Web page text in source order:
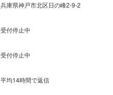
兵庫県神戸市北区日の峰2-9-2
受付停止中
受付停止中
平均14時間で返信